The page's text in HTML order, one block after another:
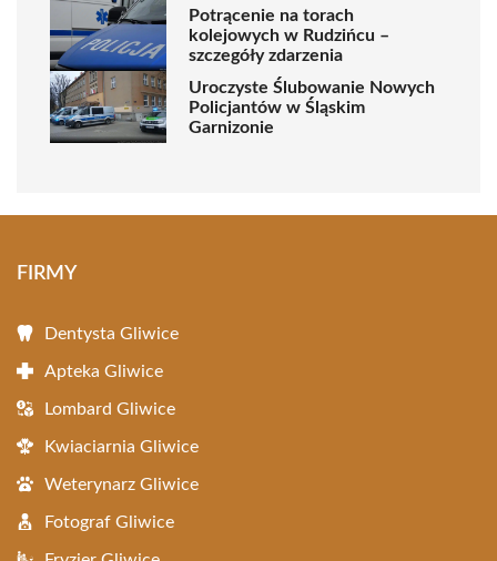
Potrącenie na torach
kolejowych w Rudzińcu –
szczegóły zdarzenia
Uroczyste Ślubowanie Nowych
Policjantów w Śląskim
Garnizonie
FIRMY
Dentysta Gliwice
Apteka Gliwice
Lombard Gliwice
Kwiaciarnia Gliwice
Weterynarz Gliwice
Fotograf Gliwice